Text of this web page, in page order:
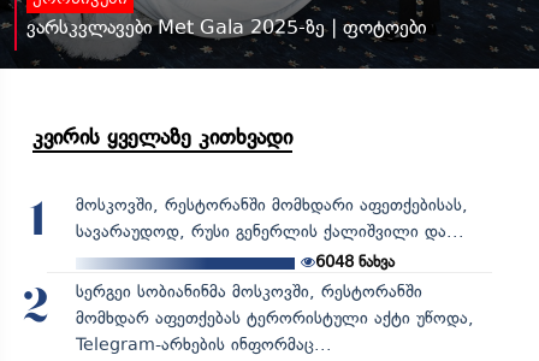
ვარსკვლავები Met Gala 2025-ზე | ფოტოები
კვირის ყველაზე კითხვადი
1
მოსკოვში, რესტორანში მომხდარი აფეთქებისას,
სავარაუდოდ, რუსი გენერლის ქალიშვილი და...
6048 ნახვა
2
სერგეი სობიანინმა მოსკოვში, რესტორანში
მომხდარ აფეთქებას ტერორისტული აქტი უწოდა,
Telegram-არხების ინფორმაც...